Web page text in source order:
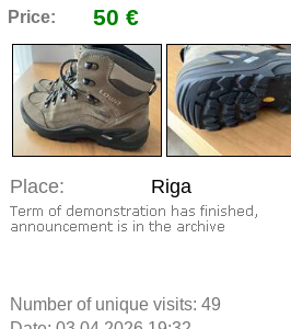
Price: 50 €
Place: Riga
Number of unique visits: 49